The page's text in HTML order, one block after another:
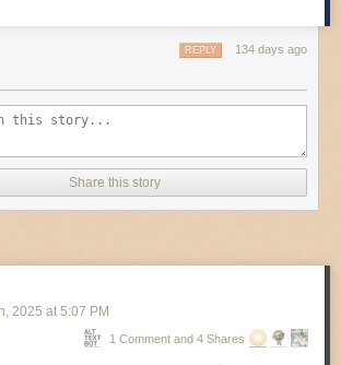
134 days ago
REPLY
Share this story
, 2025 at 5:07 PM
1 Comment and 4 Shares